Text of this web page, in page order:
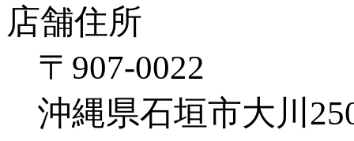
店舗住所
〒907-0022
沖縄県石垣市大川